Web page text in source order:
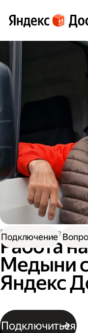
Работа водителем
Работа
Медыни
Яндекс
Подключиться
Подключение